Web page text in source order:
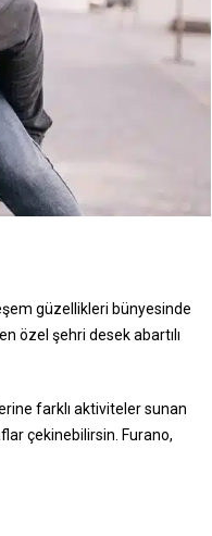
güzellikleri bünyesinde
özel şehri desek abartılı
farklı aktiviteler sunan
çekinebilirsin. Furano,